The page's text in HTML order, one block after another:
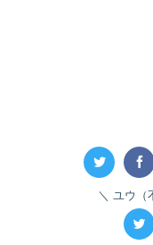
ユウ（